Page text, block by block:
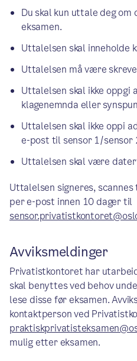
Du skal kun uttale deg
eksamen.
Uttalelsen skal inneholde
Uttalelsen må være
Uttalelsen skal ikke oppgi
klagenemnda eller
Uttalelsen skal ikke oppi
e-post til sensor 1/sensor
Uttalelsen skal være
Uttalelsen signeres,
per e-post innen 10 dager til
Avviksmeldinger
Privatistkontoret har
skal benyttes ved behov
lese disse før eksamen.
kontaktperson ved
mulig etter eksamen.